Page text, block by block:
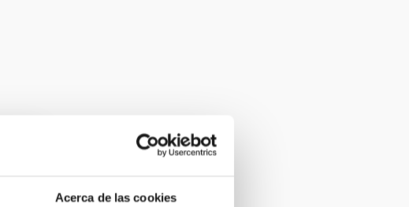
Acerca de las cookies